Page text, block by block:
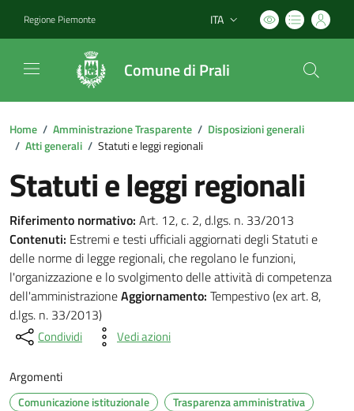
Regione Piemonte Lingua attiva:
ITA
Comune di Prali
Home / Amministrazione Trasparente / Disposizioni generali
/ Atti generali / Statuti e leggi regionali
Statuti e leggi regionali
Riferimento normativo: Art. 12, c. 2, d.lgs. n. 33/2013
Contenuti: Estremi e testi ufficiali aggiornati degli Statuti e
delle norme di legge regionali, che regolano le funzioni,
l'organizzazione e lo svolgimento delle attività di competenza
dell'amministrazioneAggiornamento: Tempestivo (ex art. 8,
d.lgs. n. 33/2013)
Condividi Vedi azioni
Argomenti
Comunicazione istituzionale Trasparenza amministrativa